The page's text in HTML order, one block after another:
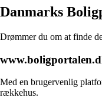
Danmarks
Drømmer du om at finde
Med en brugervenlig
rækkehus.